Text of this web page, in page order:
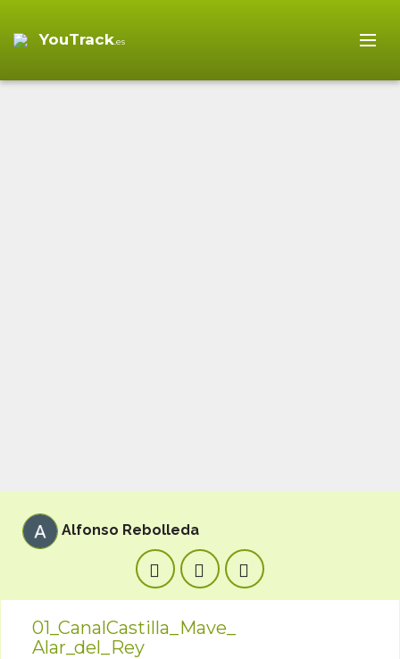
YouTrack.es
Alfonso Rebolleda
01_CanalCastilla_Mave_
Alar_del_Rey